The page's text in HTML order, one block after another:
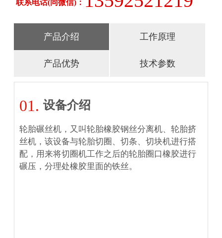
联系电话(同微信)：
产品介绍 工作原理
产品优势 技术参数
01. 设备介绍
轮胎碾丝机，又叫轮胎橡胶钢丝分离机、轮胎挤
丝机，该设备与轮胎切圈、切条、切块机进行搭
配，用来将切圈机工作之后的轮胎圈口橡胶进行
碾压，分理处橡胶里面的铁丝。